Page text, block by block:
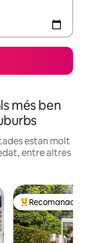
més ben
estan molt
entre altres
Principals
Recomanació